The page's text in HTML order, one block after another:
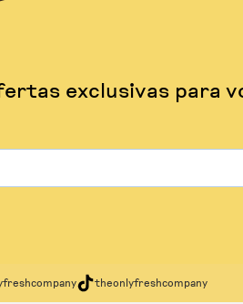
exclusivas para
theonlyfreshcompany